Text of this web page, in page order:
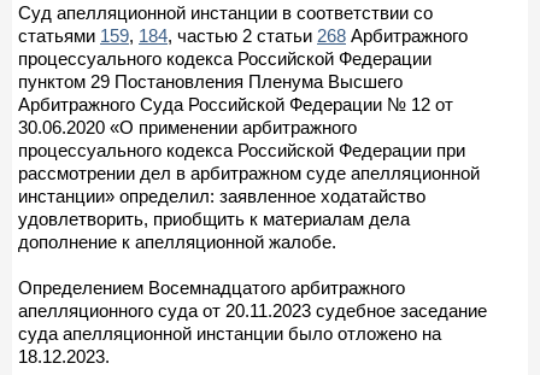
Суд апелляционной инстанции в соответствии со
статьями 159, 184, частью 2 статьи 268 Арбитражного
процессуального кодекса Российской Федерации
пунктом 29 Постановления Пленума Высшего
Арбитражного Суда Российской Федерации № 12 от
30.06.2020 «О применении арбитражного
процессуального кодекса Российской Федерации при
рассмотрении дел в арбитражном суде апелляционной
инстанции» определил: заявленное ходатайство
удовлетворить, приобщить к материалам дела
дополнение к апелляционной жалобе.
Определением Восемнадцатого арбитражного
апелляционного суда от 20.11.2023 судебное заседание
суда апелляционной инстанции было отложено на
18.12.2023.